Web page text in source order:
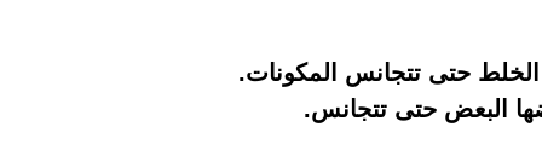
حتى تتجانس المكونات.
البعض حتى تتجانس.